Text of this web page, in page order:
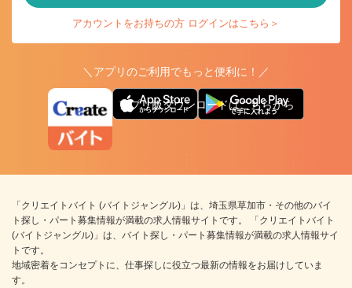
アカウントをお持ちの方 ログインはこちら＞
＼アプリのご利用でもっと便利に！／
アプリ版ダウンロードはこちらから
「クリエイトバイト (バイトジャングル)」は、埼玉県草加市・その他のバイ
ト探し・パート募集情報が満載の求人情報サイトです。 「クリエイトバイト
(バイトジャングル)」は、バイト探し・パート募集情報が満載の求人情報サイ
トです。
地域密着をコンセプトに、仕事探しに役立つ最新の情報をお届けしていま
す。